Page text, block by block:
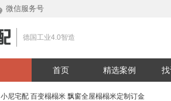
微信服务号
德国工业4.0智造
首页 精选案例
小尼宅配 百变榻榻米 飘窗全屋榻榻米定制订金